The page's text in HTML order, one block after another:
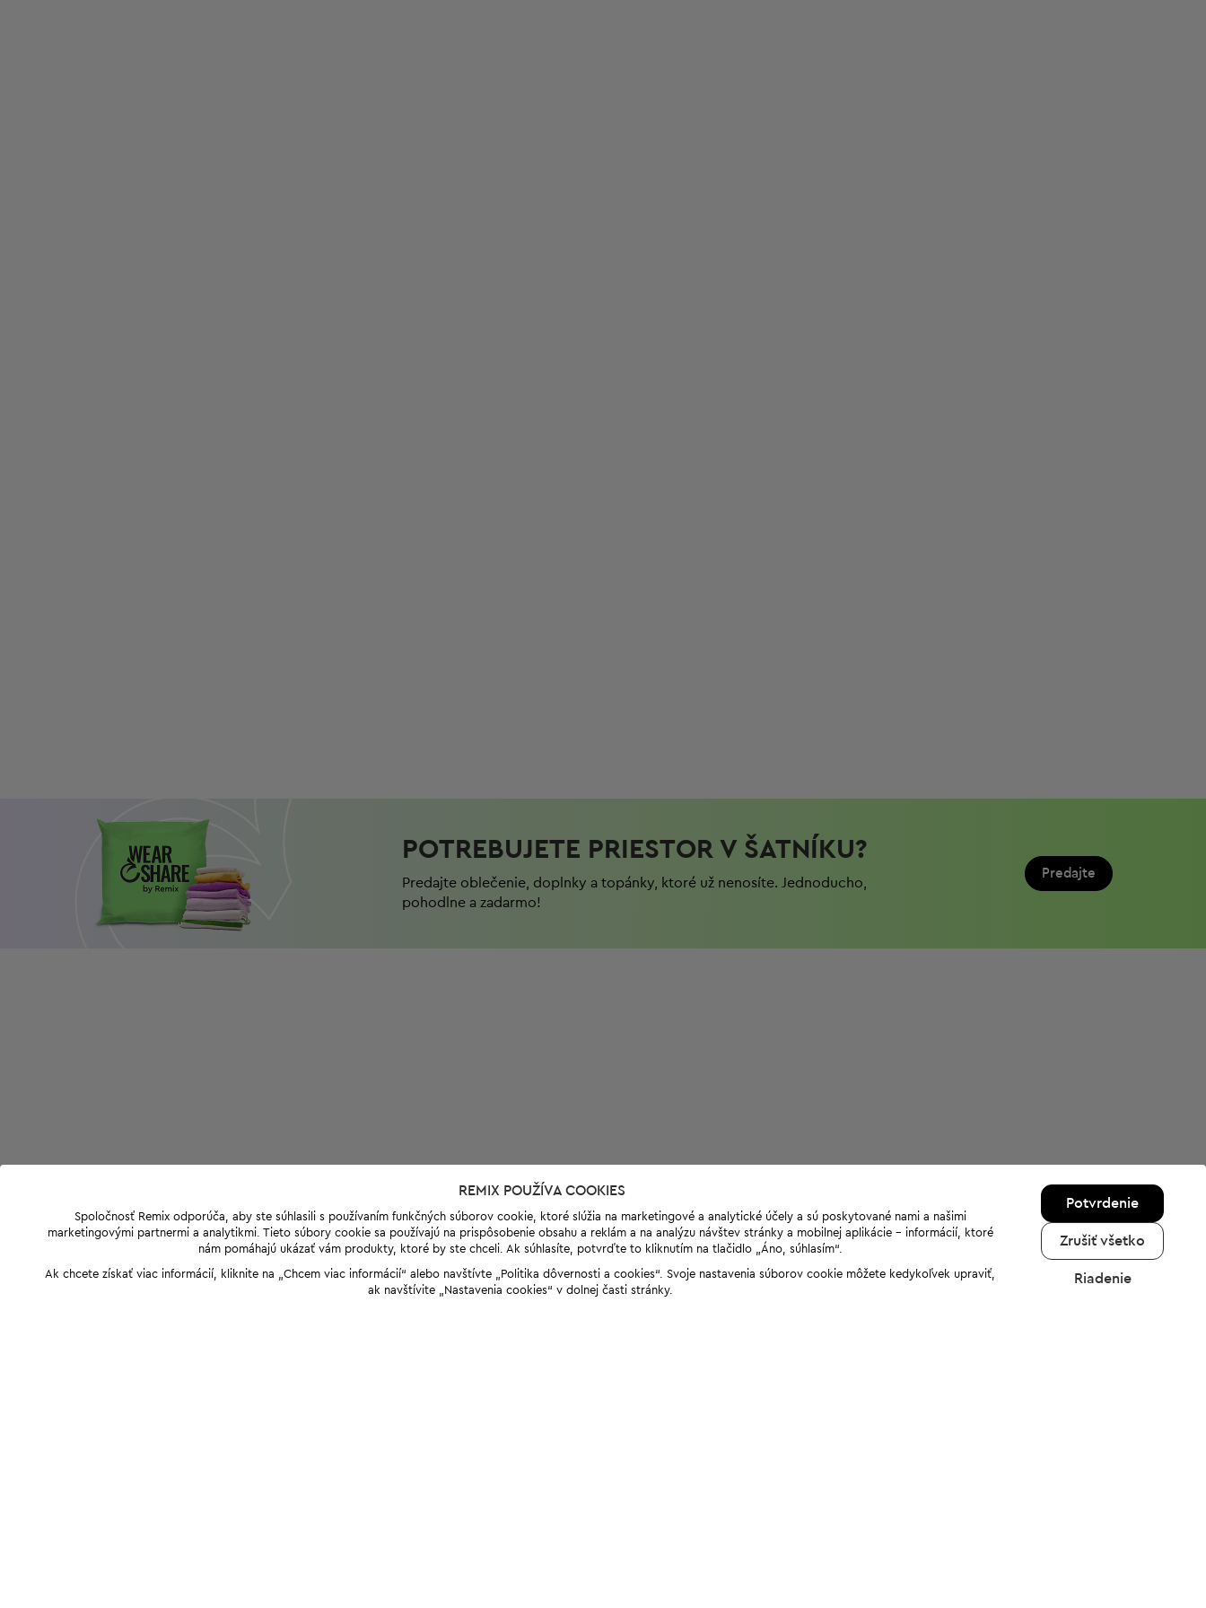
POTREBUJETE PRIESTOR V ŠATNÍKU?
Predajte oblečenie, doplnky a topánky, ktoré už nenosíte. Jednoduchо,
pohodlnе a zadarmo!
Predajte
REMIX POUŽÍVA COOKIES
Spoločnosť Remix odporúča, aby ste súhlasili s používaním funkčných súborov cookie, ktoré slúžia na marketingové a analytické účely a sú poskytované nami a našimi
marketingovými partnermi a analytikmi. Tieto súbory cookie sa používajú na prispôsobenie obsahu a reklám a na analýzu návštev stránky a mobilnej aplikácie - informácií, ktoré
nám pomáhajú ukázať vám produkty, ktoré by ste chceli. Ak súhlasíte, potvrďte to kliknutím na tlačidlo „Áno, súhlasím“.
Ak chcete získať viac informácií, kliknite na „Chcem viac informácií“ alebo navštívte „Politika dôvernosti a cookies“. Svoje nastavenia súborov cookie môžete kedykoľvek upraviť,
ak navštívite „Nastavenia cookies“ v dolnej časti stránky.
Potvrdenie
Zrušiť všetko
Riadenie